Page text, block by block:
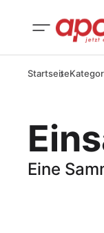
Startseite
Eine